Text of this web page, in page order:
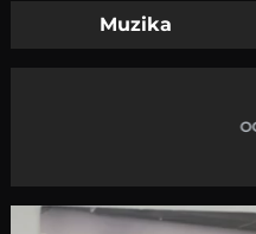
Muzika